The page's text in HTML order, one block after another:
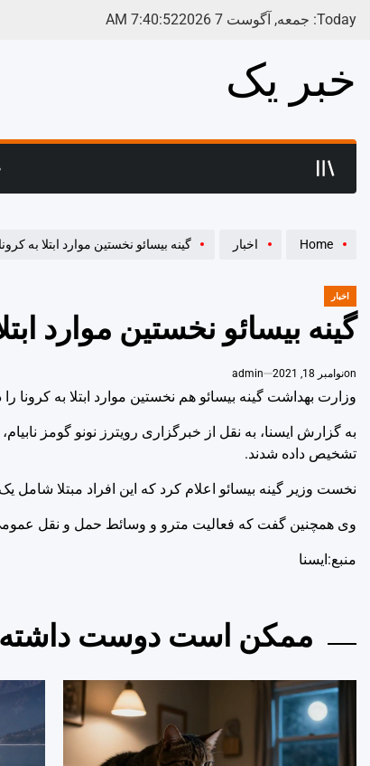
Today: جمعه, آگوست 7 2026 7:40:52
AM
خبر یک
Home اخبار گینه بیسائو نخستین موارد ابتلا به
POSTED
IN
اخبار
گینه بیسائو نخستین موارد
onنوامبر 18, 2021 admin
وزارت بهداشت گینه بیسائو هم نخستین موارد ابتلا به کرونا
تشخیص داده شدند.
نخست وزیر گینه بیسائو اعلام کرد که این افراد مبتلا
وی همچنین گفت که فعالیت مترو و وسائط حمل و نقل
منبع:ایسنا
ممکن است دوست داشته